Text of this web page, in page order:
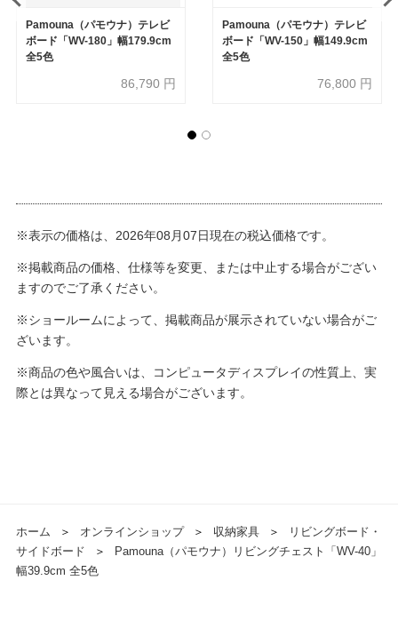
Pamouna（パモウナ）テレビ
ボード「WV-180」幅179.9cm
全5色
86,790 円
Pamouna（パモウナ）テレビ
ボード「WV-150」幅149.9cm
全5色
76,800 円
※表示の価格は、2026年08月07日現在の税込価格です。
※掲載商品の価格、仕様等を変更、または中止する場合がござい
ますのでご了承ください。
※ショールームによって、掲載商品が展示されていない場合がご
ざいます。
※商品の色や風合いは、コンピュータディスプレイの性質上、実
際とは異なって見える場合がございます。
ホーム ＞ オンラインショップ ＞ 収納家具 ＞
リビングボード・
サイドボード
＞
Pamouna（パモウナ）リビングチェスト「WV-40」
幅39.9cm 全5色